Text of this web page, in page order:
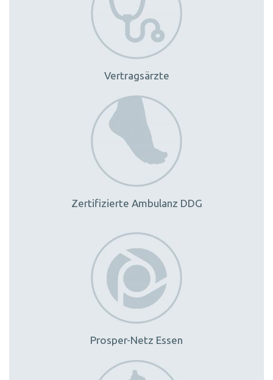
Vertragsärzte
Zertifizierte Ambulanz DDG
Prosper-Netz Essen